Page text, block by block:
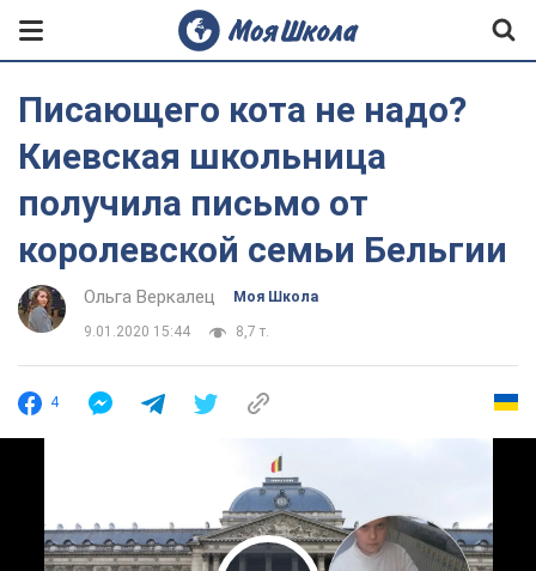
Писающего кота не надо?
Киевская школьница
получила письмо от
королевской семьи Бельгии
Ольга Веркалец Моя Школа
9.01.2020 15:44 8,7 т.
4